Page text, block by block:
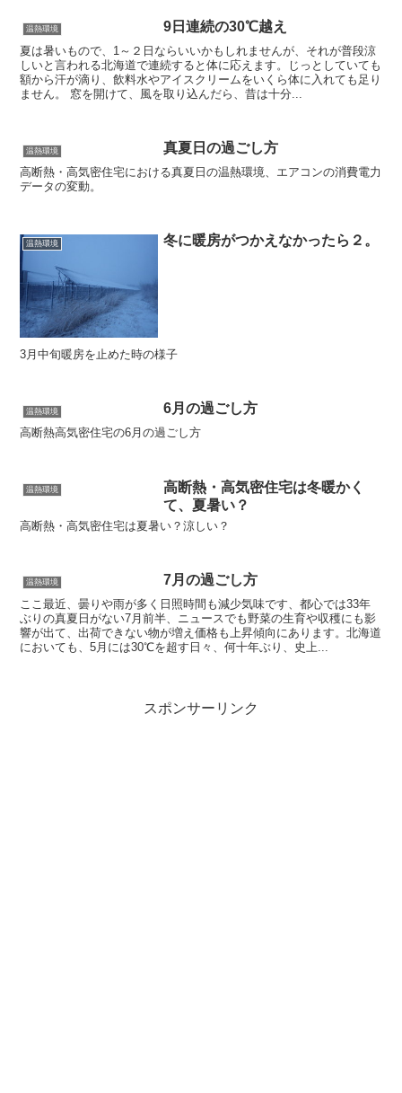
温熱環境 9日連続の30℃越え
夏は暑いもので、1～２日ならいいかもしれませんが、それが普段涼
しいと言われる北海道で連続すると体に応えます。じっとしていても
額から汗が滴り、飲料水やアイスクリームをいくら体に入れても足り
ません。 窓を開けて、風を取り込んだら、昔は十分...
温熱環境 真夏日の過ごし方
高断熱・高気密住宅における真夏日の温熱環境、エアコンの消費電力
データの変動。
温熱環境 冬に暖房がつかえなかったら２。
3月中旬暖房を止めた時の様子
温熱環境 6月の過ごし方
高断熱高気密住宅の6月の過ごし方
温熱環境
高断熱・高気密住宅は冬暖かく
て、夏暑い？
高断熱・高気密住宅は夏暑い？涼しい？
温熱環境 7月の過ごし方
ここ最近、曇りや雨が多く日照時間も減少気味です、都心では33年
ぶりの真夏日がない7月前半、ニュースでも野菜の生育や収穫にも影
響が出て、出荷できない物が増え価格も上昇傾向にあります。北海道
においても、5月には30℃を超す日々、何十年ぶり、史上...
スポンサーリンク